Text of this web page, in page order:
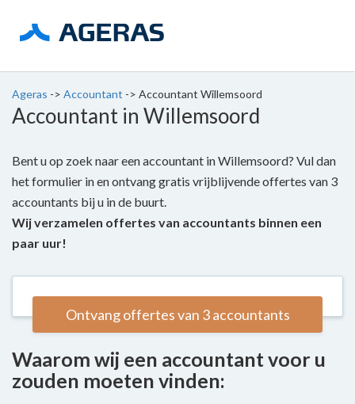
Ageras -> Accountant -> Accountant Willemsoord
Accountant in Willemsoord
Bent u op zoek naar een accountant in Willemsoord? Vul dan
het formulier in en ontvang gratis vrijblijvende offertes van 3
accountants bij u in de buurt.
Wij verzamelen offertes van accountants binnen een
paar uur!
Ontvang offertes van 3 accountants
Waarom wij een accountant voor u
zouden moeten vinden: